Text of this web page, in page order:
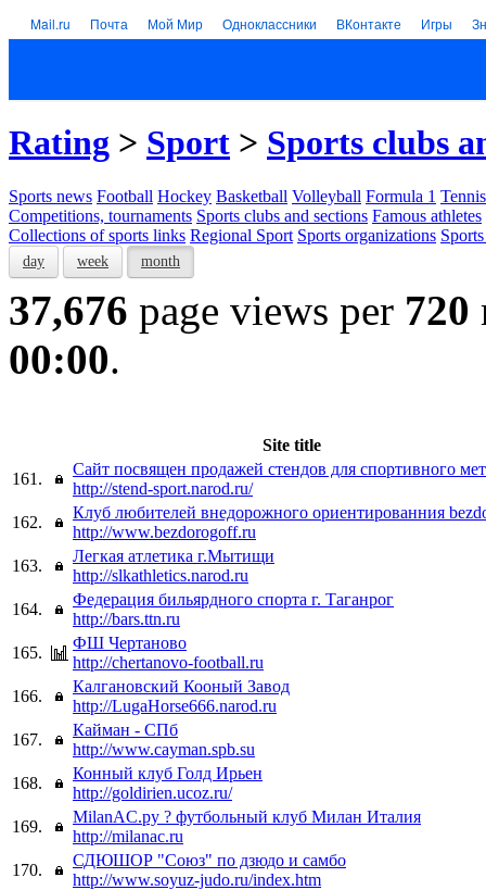
Mail.ru Почта Мой Мир Одноклассники ВКонтакте Игры
Rating > Sport > Sports clubs
Sports news Football Hockey Basketball Volleyball Formula 1 Tennis
Competitions, tournaments Sports clubs and sections Famous athletes
Collections of sports links Regional Sport Sports organizations
day week month
37,676 page views per 720
00:00.
Site title
161.
Сайт посвящен продажей стендов для спортивного
http://stend-sport.narod.ru/
162.
Клуб любителей внедорожного ориентированния
http://www.bezdorogoff.ru
163.
Легкая атлетика г.Мытищи
http://slkathletics.narod.ru
164.
Федерация бильярдного спорта г. Таганрог
http://bars.ttn.ru
165.
ФШ Чертаново
http://chertanovo-football.ru
166.
Калгановский Кооный Завод
http://LugaHorse666.narod.ru
167.
Кайман - СПб
http://www.cayman.spb.su
168.
Конный клуб Голд Ирьен
http://goldirien.ucoz.ru/
169.
MilanAC.ру ? футбольный клуб Милан Италия
http://milanac.ru
170.
СДЮШОР "Союз" по дзюдо и самбо
http://www.soyuz-judo.ru/index.htm